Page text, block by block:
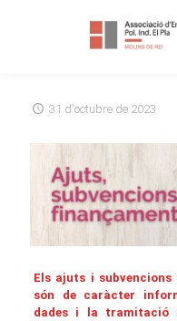
31 d'octubre de 2023
Els ajuts i
són de caràcter
dades i la tramitació